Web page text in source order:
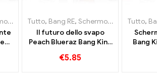
e getta Lituania, Sigarette elettroniche usa e
Sigarette elettroniche usa e getta
Soffio Tutto, Bang RE, Schermo intelligente Bang King 15000 Soffio
Il futuro dello svapo
Peach Blueraz Bang King
Soffio
€5.85
Tutto,
Bang